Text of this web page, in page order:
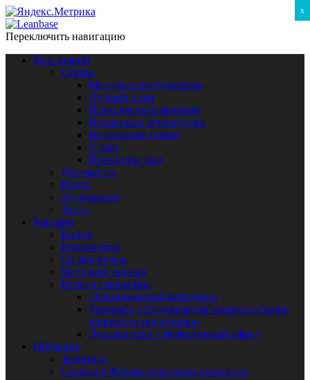
Переключить навигацию
База знаний
Статьи
Методы и инструменты
Лучший опыт
Психология изменений
Пошаговые руководства
Интересные статьи
O lean
Принципы lean
Документы
Видео
Аудиокниги
Тесты
Магазин
Книги
Видеокурсы
On-line курсы
Методики оценки
Игры и тренажёры
«Рациональный менеджер»
Тренажёр «Оптимизация процесса сборки
вилочного погрузчика»
Деловая игра «Эффективный офис»
Обучение
Тренинги
Создание Фабрик имитации процессов
x